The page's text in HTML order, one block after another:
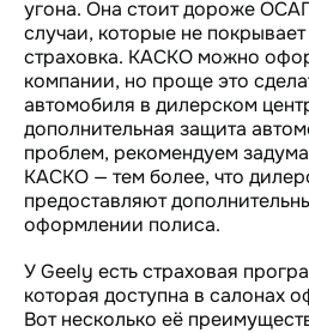
угона. Она стоит дороже
случаи, которые не покрывает
страховка. КАСКО можно
компании, но проще это
автомобиля в дилерском
дополнительная защита
проблем, рекомендуем
КАСКО — тем более, что
предоставляют
оформлении полиса.
У Geely есть страховая
которая доступна в салонах
Вот несколько её